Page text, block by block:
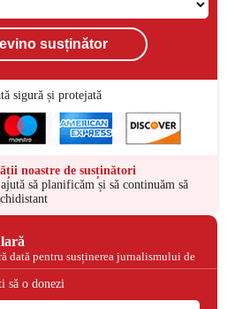
susținător
sigură și protejată
noastre de susținători
să planificăm și să continuăm să
dată pentru susținerea jurnalismului de
să o donezi